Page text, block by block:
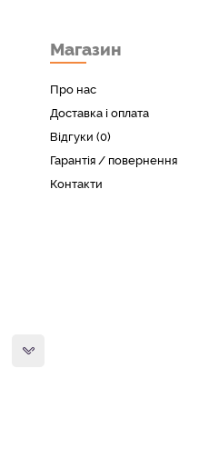
Магазин
Про нас
Доставка і оплата
Відгуки (0)
Гарантія / повернення
Контакти